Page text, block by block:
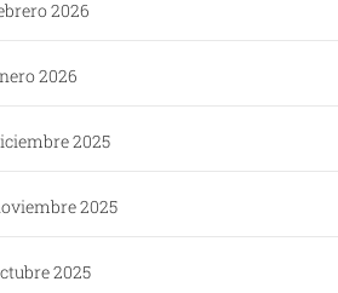
2026
2026
2025
2025
2025